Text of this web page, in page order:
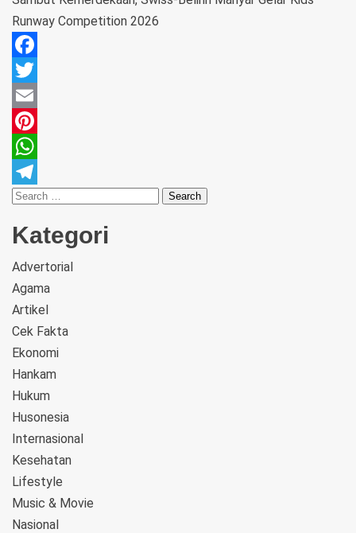
Runway Competition 2026
Facebook
Twitter
Email
Pinterest
WhatsApp
Telegram
Kategori
Advertorial
Agama
Artikel
Cek Fakta
Ekonomi
Hankam
Hukum
Husonesia
Internasional
Kesehatan
Lifestyle
Music & Movie
Nasional